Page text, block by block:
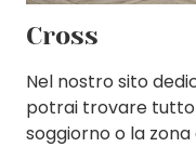
Cross
Nel nostro sito
potrai trovare tutto
soggiorno o la